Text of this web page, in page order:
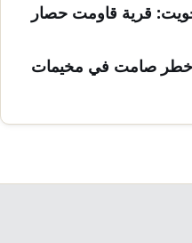
قرية قاومت حصار
صامت في مخيمات